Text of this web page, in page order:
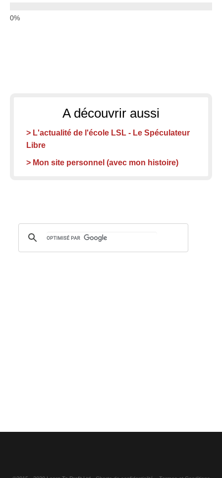
A découvrir aussi
> L'actualité de l'école LSL - Le Spéculateur
Libre
> Mon site personnel (avec mon histoire)